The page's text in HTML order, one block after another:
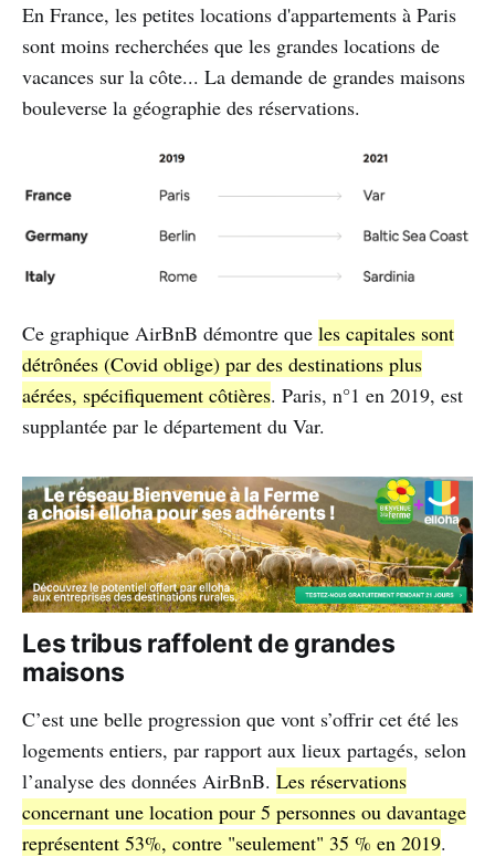
En France, les petites locations d'appartements à Paris
sont moins recherchées que les grandes locations de
vacances sur la côte... La demande de grandes maisons
bouleverse la géographie des réservations.
Ce graphique AirBnB démontre que les capitales sont
détrônées (Covid oblige) par des destinations plus
aérées, spécifiquement côtières. Paris, n°1 en 2019, est
supplantée par le département du Var.
Les tribus raffolent de grandes
maisons
C’est une belle progression que vont s’offrir cet été les
logements entiers, par rapport aux lieux partagés, selon
l’analyse des données AirBnB. Les réservations
concernant une location pour 5 personnes ou davantage
représentent 53%, contre "seulement" 35 % en 2019.